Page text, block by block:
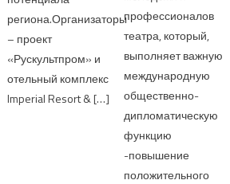
региона.Организаторы
– проект
«Рускультпром» и
отельный комплекс
Imperial Resort & […]
профессионалов
театра, который,
выполняет важную
международную
общественно-
дипломатическую
функцию
-повышение
положительного